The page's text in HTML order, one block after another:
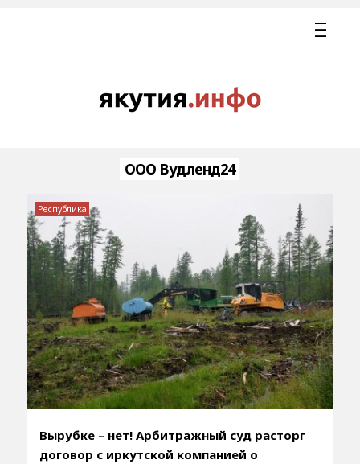
ООО Вудленд24
Вырубке – нет! Арбитражный суд расторг
договор с иркутской компанией о
Республика